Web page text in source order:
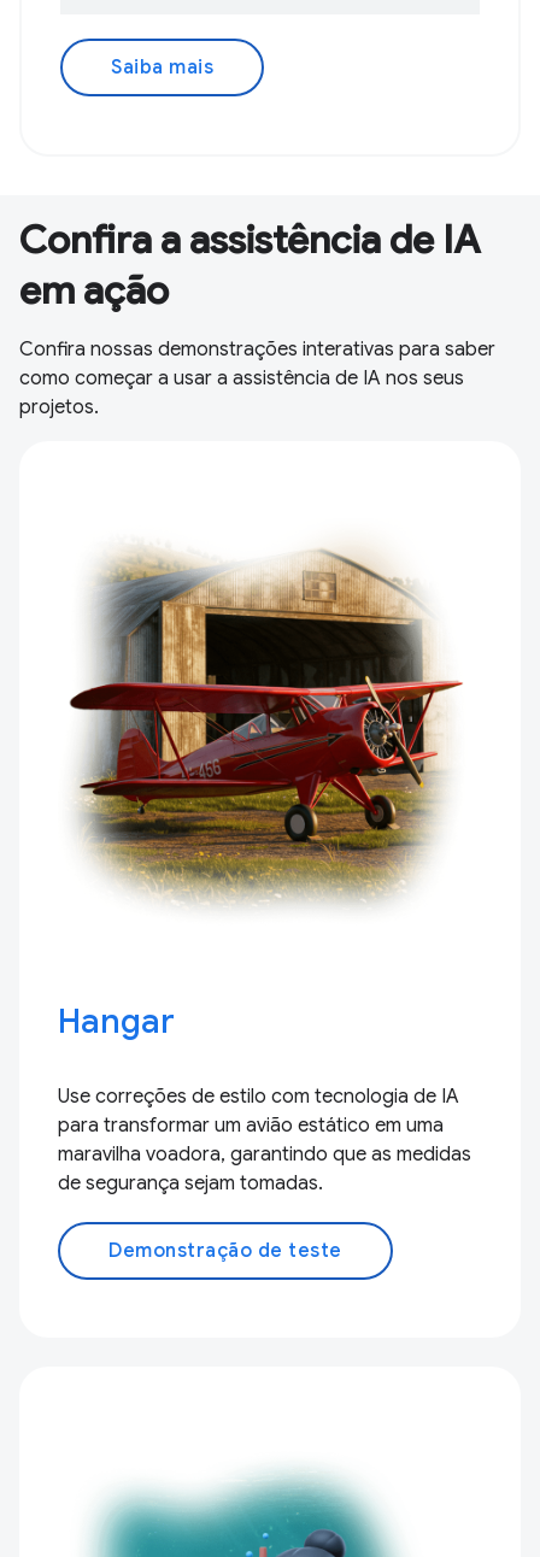
Saiba mais
Confira a assistência de IA
em ação
Confira nossas demonstrações interativas para saber
como começar a usar a assistência de IA nos seus
projetos.
Hangar
Use correções de estilo com tecnologia de IA
para transformar um avião estático em uma
maravilha voadora, garantindo que as medidas
de segurança sejam tomadas.
Demonstração de teste